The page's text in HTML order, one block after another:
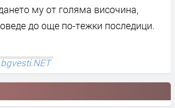
му от голяма височина,
до още по-тежки последици.